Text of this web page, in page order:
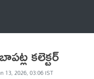
కలెక్టర్
13, 2026, 03:06 IST